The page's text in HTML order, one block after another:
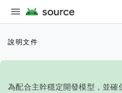
說明文件
為配合主幹穩定開發模型，並確